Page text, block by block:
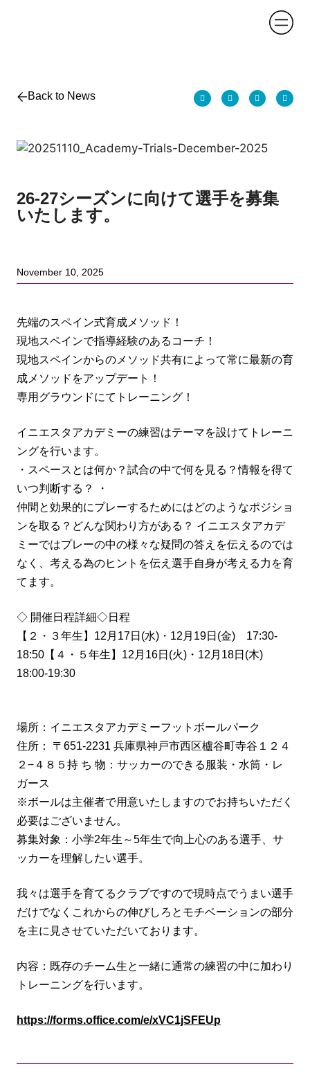
Back to News
26-27シーズンに向けて選手を募集
いたします。
November 10, 2025
先端のスペイン式育成メソッド！
現地スペインで指導経験のあるコーチ！
現地スペインからのメソッド共有によって常に最新の育
成メソッドをアップデート！
専用グラウンドにてトレーニング！
イニエスタアカデミーの練習はテーマを設けてトレーニ
ングを行います。
・スペースとは何か？試合の中で何を見る？情報を得て
いつ判断する？ ・
仲間と効果的にプレーするためにはどのようなポジショ
ンを取る？どんな関わり方がある？ イニエスタアカデ
ミーではプレーの中の様々な疑問の答えを伝えるのでは
なく、考える為のヒントを伝え選手自身が考える力を育
てます。
◇ 開催日程詳細◇日程
【２・３年生】12月17日(水)・12月19日(金) 17:30-
18:50【４・５年生】12月16日(火)・12月18日(木)
18:00-19:30
場所：イニエスタアカデミーフットボールパーク
住所： 〒651-2231 兵庫県神戸市西区櫨谷町寺谷１２４
２−４８５持 ち 物：サッカーのできる服装・水筒・レ
ガース
※ボールは主催者で用意いたしますのでお持ちいただく
必要はございません。
募集対象：小学2年生～5年生で向上心のある選手、サ
ッカーを理解したい選手。
我々は選手を育てるクラブですので現時点でうまい選手
だけでなくこれからの伸びしろとモチベーションの部分
を主に見させていただいております。
内容：既存のチーム生と一緒に通常の練習の中に加わり
トレーニングを行います。
https://forms.office.com/e/xVC1jSFEUp